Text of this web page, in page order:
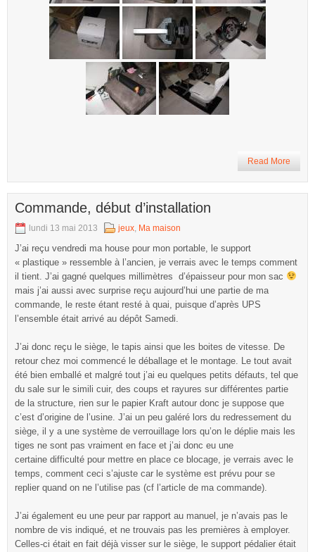
Read More
Commande, début d’installation
lundi 13 mai 2013 jeux, Ma maison
J’ai reçu vendredi ma house pour mon portable, le support
« plastique » ressemble à l’ancien, je verrais avec le temps comment
il tient. J’ai gagné quelques millimètres d’épaisseur pour mon sac
mais j’ai aussi avec surprise reçu aujourd’hui une partie de ma
commande, le reste étant resté à quai, puisque d’après UPS
l’ensemble était arrivé au dépôt Samedi.
J’ai donc reçu le siège, le tapis ainsi que les boites de vitesse. De
retour chez moi commencé le déballage et le montage. Le tout avait
été bien emballé et malgré tout j’ai eu quelques petits défauts, tel que
du sale sur le simili cuir, des coups et rayures sur différentes partie
de la structure, rien sur le papier Kraft autour donc je suppose que
c’est d’origine de l’usine. J’ai un peu galéré lors du redressement du
siège, il y a une système de verrouillage lors qu’on le déplie mais les
tiges ne sont pas vraiment en face et j’ai donc eu une
certaine difficulté pour mettre en place ce blocage, je verrais avec le
temps, comment ceci s’ajuste car le système est prévu pour se
replier quand on ne l’utilise pas (cf l’article de ma commande).
J’ai également eu une peur par rapport au manuel, je n’avais pas le
nombre de vis indiqué, et ne trouvais pas les premières à employer.
Celles-ci était en fait déjà visser sur le siège, le support pédalier était